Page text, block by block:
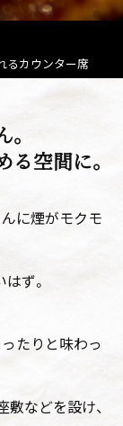
るカウンター席
空間に。
に煙がモクモ
ず。
たりと味わっ
敷などを設け、